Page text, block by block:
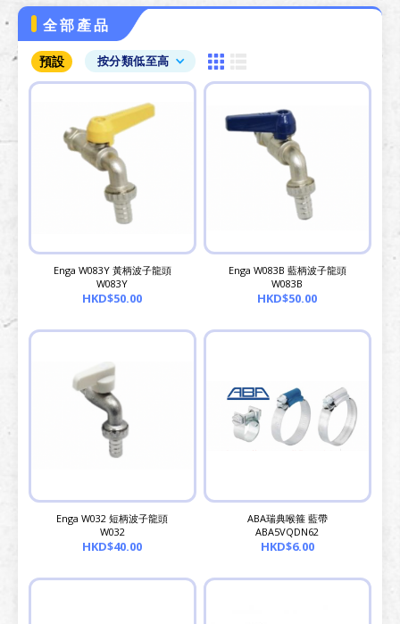
全部產品
預設 按分類低至高
Enga W083Y 黃柄波子龍頭
W083Y
HKD$50.00
Enga W083B 藍柄波子龍頭
W083B
HKD$50.00
Enga W032 短柄波子龍頭
W032
HKD$40.00
ABA瑞典喉箍 藍帶
ABA5VQDN62
HKD$6.00